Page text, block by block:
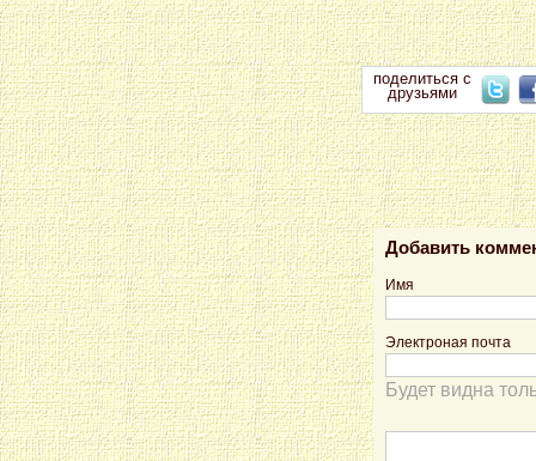
поделиться с
друзьями
Добавить
Имя
Электроная почта
Будет видна